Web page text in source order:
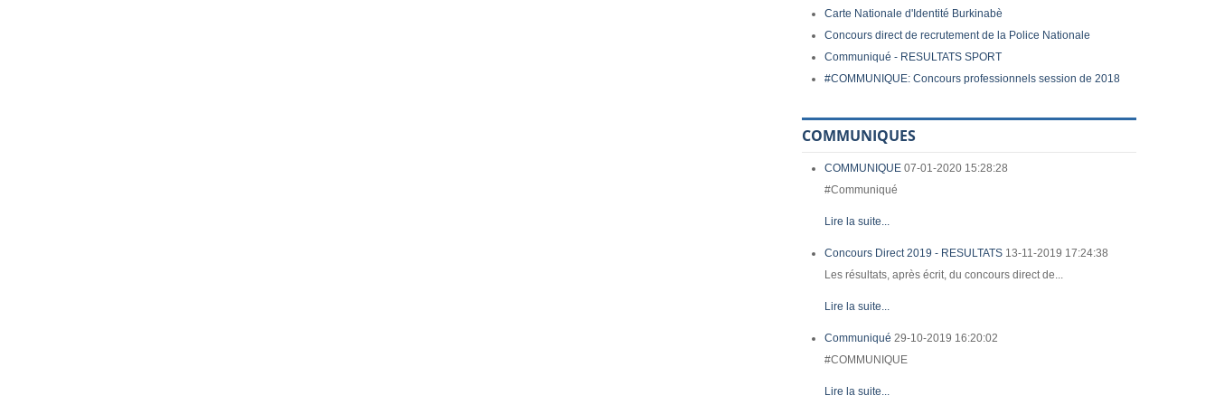
Carte Nationale d'Identité Burkinabè
Concours direct de recrutement de la Police Nationale
Communiqué - RESULTATS SPORT
#COMMUNIQUE: Concours professionnels session de 2018
COMMUNIQUES
COMMUNIQUE 07-01-2020 15:28:28
#Communiqué
Lire la suite...
Concours Direct 2019 - RESULTATS 13-11-2019 17:24:38
Les résultats, après écrit, du concours direct de...
Lire la suite...
Communiqué 29-10-2019 16:20:02
#COMMUNIQUE
Lire la suite...